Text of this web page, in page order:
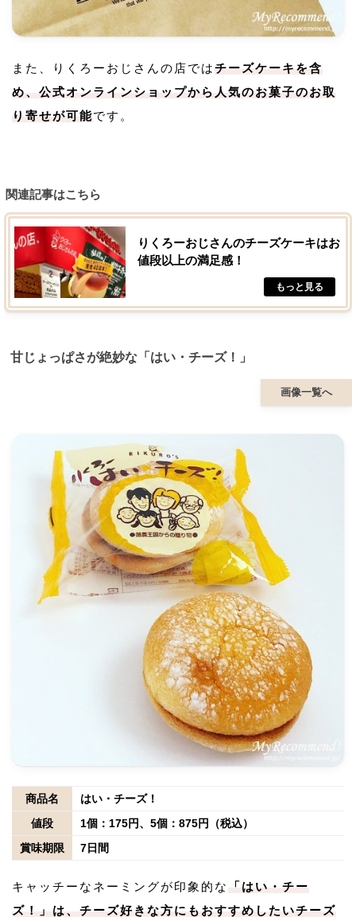
また、りくろーおじさんの店ではチーズケーキを含
め、公式オンラインショップから人気のお菓子のお取
り寄せが可能です。
関連記事はこちら
りくろーおじさんのチーズケーキはお
値段以上の満足感！
甘じょっぱさが絶妙な「はい・チーズ！」
画像一覧へ
商品名
はい・チーズ！
値段
1個：175円、5個：875円（税込）
賞味期限
7日間
キャッチーなネーミングが印象的な
「はい・チー
ズ！」は、チーズ好きな方にもおすすめしたいチーズ